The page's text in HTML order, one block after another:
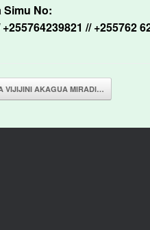
Simu No:
// +255762
VIJIJINI AKAGUA MIRADI…